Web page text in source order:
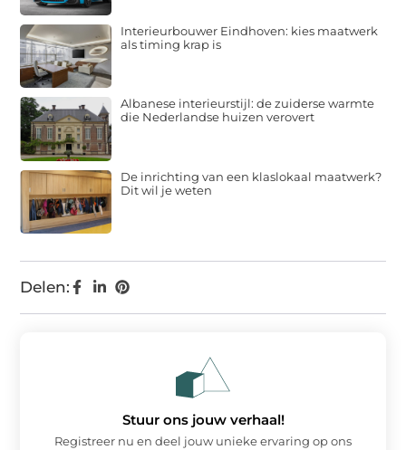
Delen:
Interieurbouwer Eindhoven: kies maatwerk
als timing krap is
Albanese interieurstijl: de zuiderse warmte
die Nederlandse huizen verovert
De inrichting van een klaslokaal maatwerk?
Dit wil je weten
Stuur ons jouw verhaal!
Registreer nu en deel jouw unieke ervaring op ons